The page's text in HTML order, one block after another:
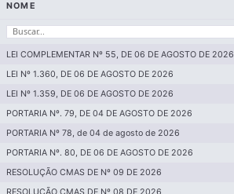
NOME
LEI COMPLEMENTAR Nº 55, DE 06 DE AGOSTO DE 2026
LEI Nº 1.360, DE 06 DE AGOSTO DE 2026
LEI Nº 1.359, DE 06 DE AGOSTO DE 2026
PORTARIA Nº. 79, DE 04 DE AGOSTO DE 2026
PORTARIA Nº 78, de 04 de agosto de 2026
PORTARIA Nº. 80, DE 06 DE AGOSTO DE 2026
RESOLUÇÃO CMAS DE Nº 09 DE 2026